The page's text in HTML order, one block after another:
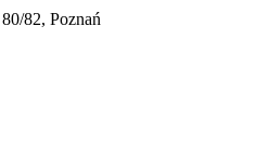
82, Poznań